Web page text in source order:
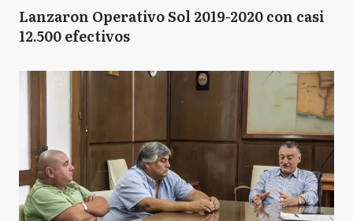
Lanzaron Operativo Sol 2019-2020 con casi
12.500 efectivos